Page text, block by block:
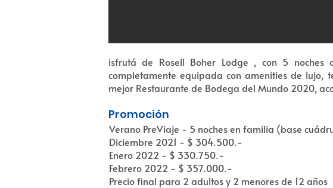
isfrutá de Rosell Boher Lodge , con 5
completamente equipada con amenities de
mejor Restaurante de Bodega del Mundo 2020,
Promoción
Verano PreViaje - 5 noches en familia (base
Diciembre 2021 - $ 304.500.-
Enero 2022 - $ 330.750.-
Febrero 2022 - $ 357.000.-
Precio final para 2 adultos y 2 menores de 12 años